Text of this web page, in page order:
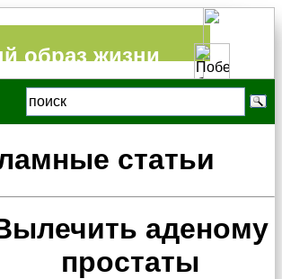
образ жизни
статьи
аденому
простаты